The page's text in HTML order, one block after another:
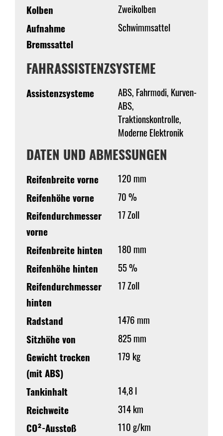
Kolben
Zweikolben
Aufnahme
Bremssattel
Schwimmsattel
FAHRASSISTENZSYSTEME
Assistenzsysteme
ABS, Fahrmodi, Kurven-
ABS,
Traktionskontrolle,
Moderne Elektronik
DATEN UND ABMESSUNGEN
Reifenbreite vorne
120 mm
Reifenhöhe vorne
70 %
Reifendurchmesser
vorne
17 Zoll
Reifenbreite hinten
180 mm
Reifenhöhe hinten
55 %
Reifendurchmesser
hinten
17 Zoll
Radstand
1476 mm
Sitzhöhe von
825 mm
Gewicht trocken
(mit ABS)
179 kg
Tankinhalt
14,8 l
Reichweite
314 km
CO²-Ausstoß
110 g/km